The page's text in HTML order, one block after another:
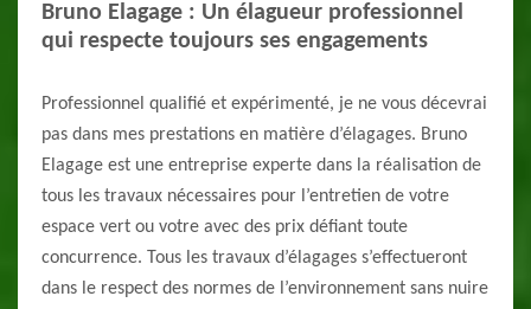
Bruno Elagage : Un élagueur professionnel
qui respecte toujours ses engagements
Professionnel qualifié et expérimenté, je ne vous décevrai
pas dans mes prestations en matière d’élagages. Bruno
Elagage est une entreprise experte dans la réalisation de
tous les travaux nécessaires pour l’entretien de votre
espace vert ou votre avec des prix défiant toute
concurrence. Tous les travaux d’élagages s’effectueront
dans le respect des normes de l’environnement sans nuire